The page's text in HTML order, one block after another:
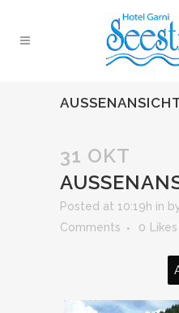
31 OKT
Posted at 10:19h in
Comments
0 Likes